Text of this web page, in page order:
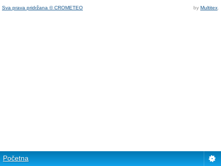
Sva prava pridržana © CROMETEO by Multitex
Početna